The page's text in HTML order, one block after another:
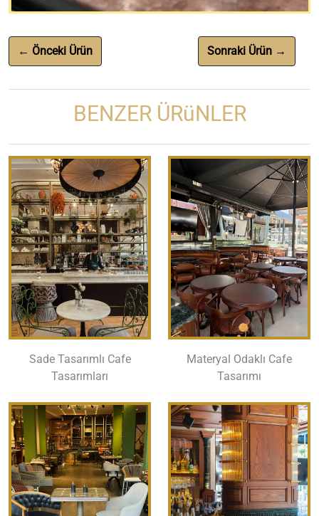
← Önceki Ürün Sonraki Ürün →
BENZER ÜRüNLER
Sade Tasarımlı Cafe
Tasarımları
Materyal Odaklı Cafe
Tasarımı